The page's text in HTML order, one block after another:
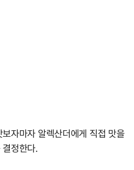
자마자 알렉산더에게 직접 맛을
정한다.